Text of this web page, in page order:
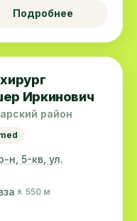
Подробнее
Иркинович
район
н, 5-кв, ул.
🚶 550 м